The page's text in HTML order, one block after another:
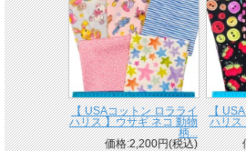
【 USAコットン ロラライ
ハリス 】ウサギ ネコ 動物
柄...
価格:2,200円(税込)
【
ハリス